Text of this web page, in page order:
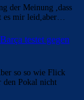
der Meinung ,dass
es mir leid,aber…
testet gegen
so so wie Flick
den Pokal nicht